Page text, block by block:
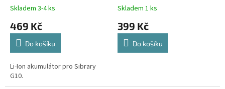
Skladem 3-4 ks
469 Kč
Do košíku
Li-Ion akumulátor pro Sibrary
G10.
Skladem 1 ks
399 Kč
Do košíku